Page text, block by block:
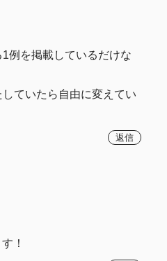
例を掲載しているだけな
ていたら自由に変えてい
返信
！